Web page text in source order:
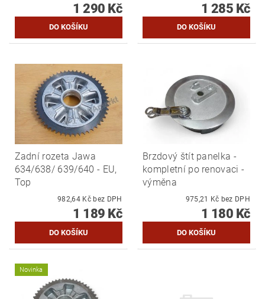
1 290 Kč 1 285 Kč
Zadní rozeta Jawa
634/638/ 639/640 - EU,
Top
982,64 Kč bez DPH
1 189 Kč
Brzdový štít panelka -
kompletní po renovaci -
výměna
975,21 Kč bez DPH
1 180 Kč
Novinka